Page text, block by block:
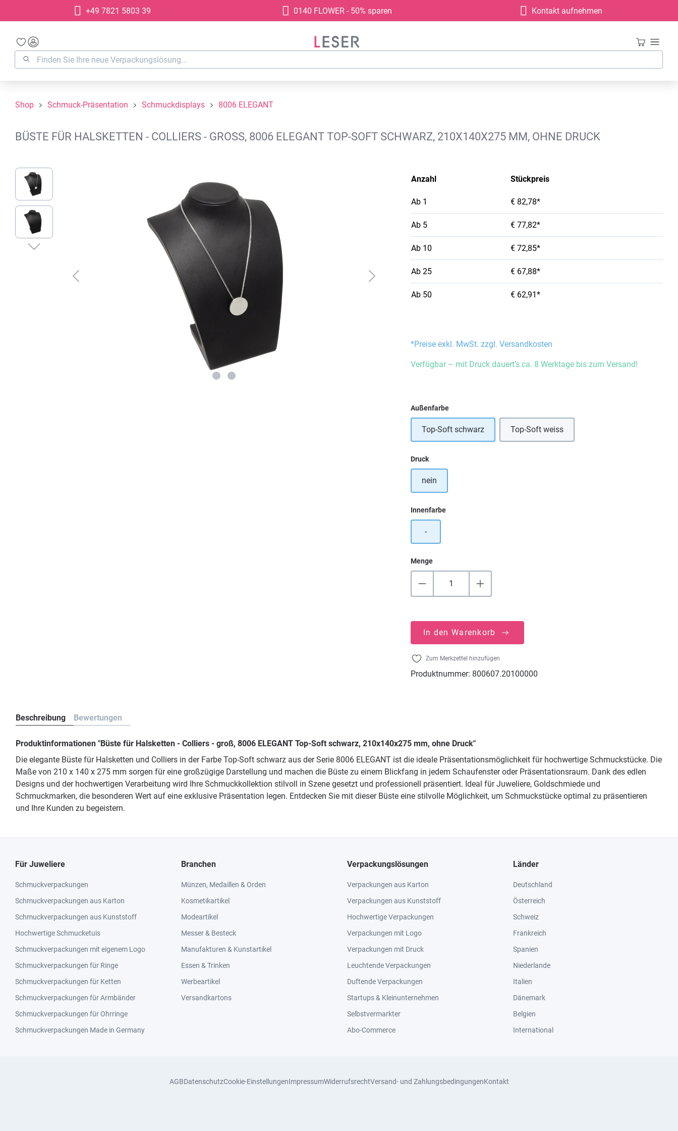
Zur Hauptnavigation springen
+49 7821 5803 39 0140 FLOWER - 50% sparen Kontakt aufnehmen
Shop Schmuck-Präsentation Schmuckdisplays 8006 ELEGANT
BÜSTE FÜR HALSKETTEN - COLLIERS - GROSS, 8006 ELEGANT TOP-SOFT SCHWARZ, 210X140X275 MM, OHNE DRUCK
Bildergalerie überspringen
Anzahl Stückpreis
Ab 1 € 82,78*
Ab 5 € 77,82*
Ab 10 € 72,85*
Ab 25 € 67,88*
Ab 50 € 62,91*
*Preise exkl. MwSt. zzgl. Versandkosten
Verfügbar – mit Druck dauert’s ca. 8 Werktage bis zum Versand!
Außenfarbeauswählen
Top-Soft schwarz Top-Soft weiss
Druckauswählen
nein
Innenfarbeauswählen
-
Menge
In den Warenkorb
Zum Merkzettel hinzufügen
Produktnummer: 800607.20100000
Beschreibung Bewertungen
Produktinformationen "Büste für Halsketten - Colliers - groß, 8006 ELEGANT Top-Soft schwarz, 210x140x275 mm, ohne Druck"
Die elegante Büste für Halsketten und Colliers in der Farbe Top-Soft schwarz aus der Serie 8006 ELEGANT ist die ideale Präsentationsmöglichkeit für hochwertige Schmuckstücke. Die
Maße von 210 x 140 x 275 mm sorgen für eine großzügige Darstellung und machen die Büste zu einem Blickfang in jedem Schaufenster oder Präsentationsraum. Dank des edlen
Designs und der hochwertigen Verarbeitung wird Ihre Schmuckkollektion stilvoll in Szene gesetzt und professionell präsentiert. Ideal für Juweliere, Goldschmiede und
Schmuckmarken, die besonderen Wert auf eine exklusive Präsentation legen. Entdecken Sie mit dieser Büste eine stilvolle Möglichkeit, um Schmuckstücke optimal zu präsentieren
und Ihre Kunden zu begeistern.
Für Juweliere
Schmuckverpackungen
Schmuckverpackungen aus Karton
Schmuckverpackungen aus Kunststoff
Hochwertige Schmucketuis
Schmuckverpackungen mit eigenem Logo
Schmuckverpackungen für Ringe
Schmuckverpackungen für Ketten
Schmuckverpackungen für Armbänder
Schmuckverpackungen für Ohrringe
Schmuckverpackungen Made in Germany
Branchen
Münzen, Medaillen & Orden
Kosmetikartikel
Modeartikel
Messer & Besteck
Manufakturen & Kunstartikel
Essen & Trinken
Werbeartikel
Versandkartons
Verpackungslösungen
Verpackungen aus Karton
Verpackungen aus Kunststoff
Hochwertige Verpackungen
Verpackungen mit Logo
Verpackungen mit Druck
Leuchtende Verpackungen
Duftende Verpackungen
Startups & Kleinunternehmen
Selbstvermarkter
Abo-Commerce
Länder
Deutschland
Österreich
Schweiz
Frankreich
Spanien
Niederlande
Italien
Dänemark
Belgien
International
AGBDatenschutzCookie-EinstellungenImpressumWiderrufsrechtVersand- und ZahlungsbedingungenKontakt